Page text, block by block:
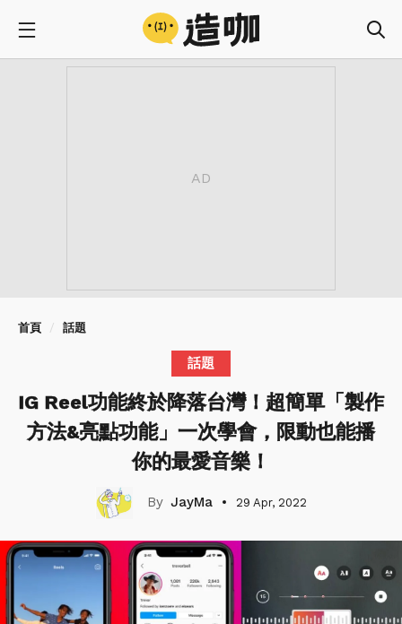
首頁 話題
話題
IG Reel功能終於降落台灣！超簡單「製作
方法&亮點功能」一次學會，限動也能播
你的最愛音樂！
JayMa 29 Apr, 2022